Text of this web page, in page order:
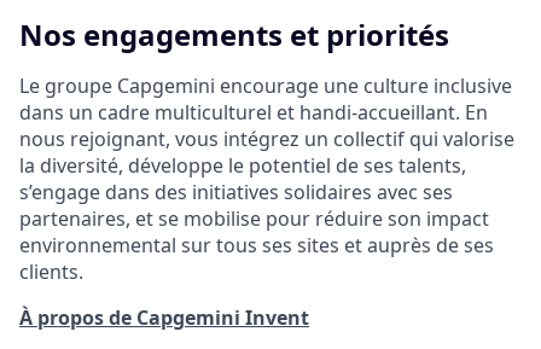
Nos engagements et priorités
Le groupe Capgemini encourage une culture inclusive
dans un cadre multiculturel et handi-accueillant. En
nous rejoignant, vous intégrez un collectif qui valorise
la diversité, développe le potentiel de ses talents,
s’engage dans des initiatives solidaires avec ses
partenaires, et se mobilise pour réduire son impact
environnemental sur tous ses sites et auprès de ses
clients.
À propos de Capgemini Invent